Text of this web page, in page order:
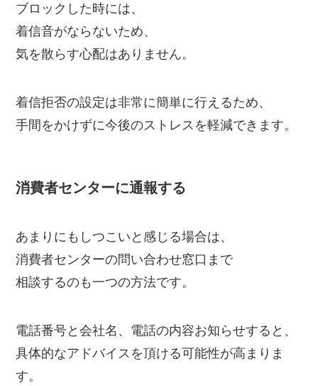
ブロックした時には、
着信音がならないため、
気を散らす心配はありません。
着信拒否の設定は非常に簡単に行えるため、
手間をかけずに今後のストレスを軽減できます。
消費者センターに通報する
あまりにもしつこいと感じる場合は、
消費者センターの問い合わせ窓口まで
相談するのも一つの方法です。
電話番号と会社名、電話の内容お知らせすると、
具体的なアドバイスを頂ける可能性が高まりま
す。